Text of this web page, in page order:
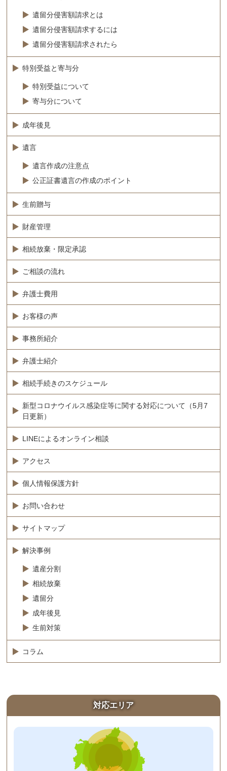
遺留分侵害額請求とは
遺留分侵害額請求するには
遺留分侵害額請求されたら
特別受益と寄与分
特別受益について
寄与分について
成年後見
遺言
遺言作成の注意点
公正証書遺言の作成のポイント
生前贈与
財産管理
相続放棄・限定承認
ご相談の流れ
弁護士費用
お客様の声
事務所紹介
弁護士紹介
相続手続きのスケジュール
新型コロナウイルス感染症等に関する対応について（5月7
日更新）
LINEによるオンライン相談
アクセス
個人情報保護方針
お問い合わせ
サイトマップ
解決事例
遺産分割
相続放棄
遺留分
成年後見
生前対策
コラム
対応エリア